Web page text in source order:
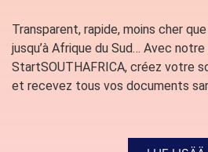
Transparent, rapide, moins cher
jusqu’à Afrique du Sud… Avec
StartSOUTHAFRICA, créez votre
et recevez tous vos documents